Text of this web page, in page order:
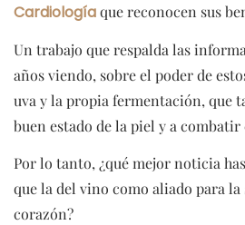
Cardiologíaque reconocen sus
Un trabajo que respalda las
años viendo, sobre el poder de
uva y la propia fermentación, que
buen estado de la piel y a
Por lo tanto, ¿qué mejor noticia
que la del vino como aliado para la
corazón?